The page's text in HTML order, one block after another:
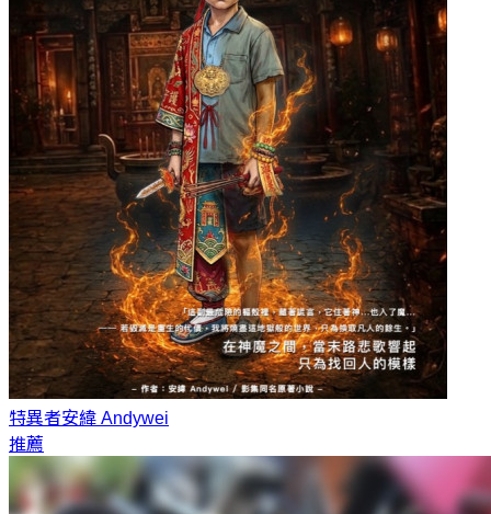
特異者安緯 Andywei
推薦